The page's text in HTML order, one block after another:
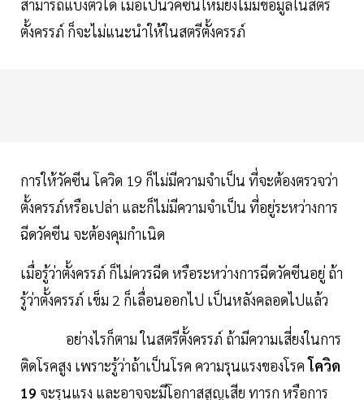
สามารถแบ่งตัวได้ เมื่อเป็นวัคซีนใหม่ยังไม่มีข้อมูลในสตรี
ตั้งครรภ์ ก็จะไม่แนะนำให้ในสตรีตั้งครรภ์
การให้วัคซีน โควิด 19 ก็ไม่มีความจำเป็น ที่จะต้องตรวจว่า
ตั้งครรภ์หรือเปล่า และก็ไม่มีความจำเป็น ที่อยู่ระหว่างการ
ฉีดวัคซีน จะต้องคุมกำเนิด
เมื่อรู้ว่าตั้งครรภ์ ก็ไม่ควรฉีด หรือระหว่างการฉีดวัคซีนอยู่ ถ้า
รู้ว่าตั้งครรภ์ เข็ม 2 ก็เลื่อนออกไป เป็นหลังคลอดไปแล้ว
อย่างไรก็ตาม ในสตรีตั้งครรภ์ ถ้ามีความเสี่ยงในการ
ติดโรคสูง เพราะรู้ว่าถ้าเป็นโรค ความรุนแรงของโรคโควิด
19 จะรุนแรง และอาจจะมีโอกาสสูญเสีย ทารก หรือการ